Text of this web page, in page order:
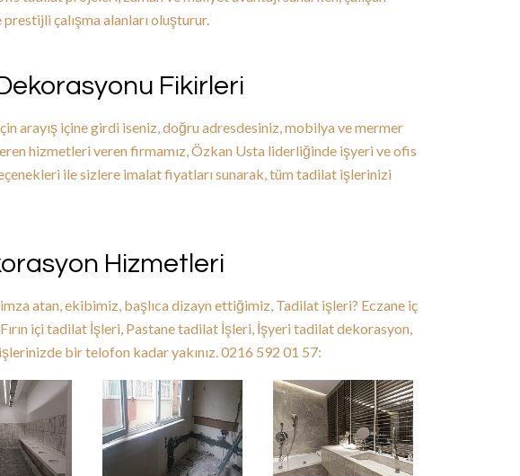
çalışma alanları oluşturur.
Fikirleri
arayış içine girdi iseniz, doğru adresdesiniz, mobilya ve mermer
hizmetleri veren firmamız, Özkan Usta liderliğinde işyeri ve ofis
ile sizlere imalat fiyatları sunarak, tüm tadilat işlerinizi
Hizmetleri
atan, ekibimiz, başlıca dizayn ettiğimiz, Tadilat işleri? Eczane iç
içi tadilat İşleri, Pastane tadilat İşleri, İşyeri tadilat dekorasyon,
bir telofon kadar yakınız. 0216 592 01 57: